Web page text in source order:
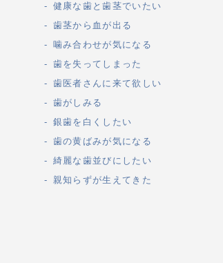
健康な歯と歯茎でいたい
歯茎から血が出る
噛み合わせが気になる
歯を失ってしまった
歯医者さんに来て欲しい
歯がしみる
銀歯を白くしたい
歯の黄ばみが気になる
綺麗な歯並びにしたい
親知らずが生えてきた